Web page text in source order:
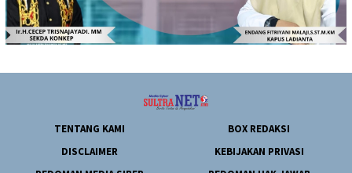
TENTANG KAMI
BOX REDAKSI
DISCLAIMER
KEBIJAKAN PRIVASI